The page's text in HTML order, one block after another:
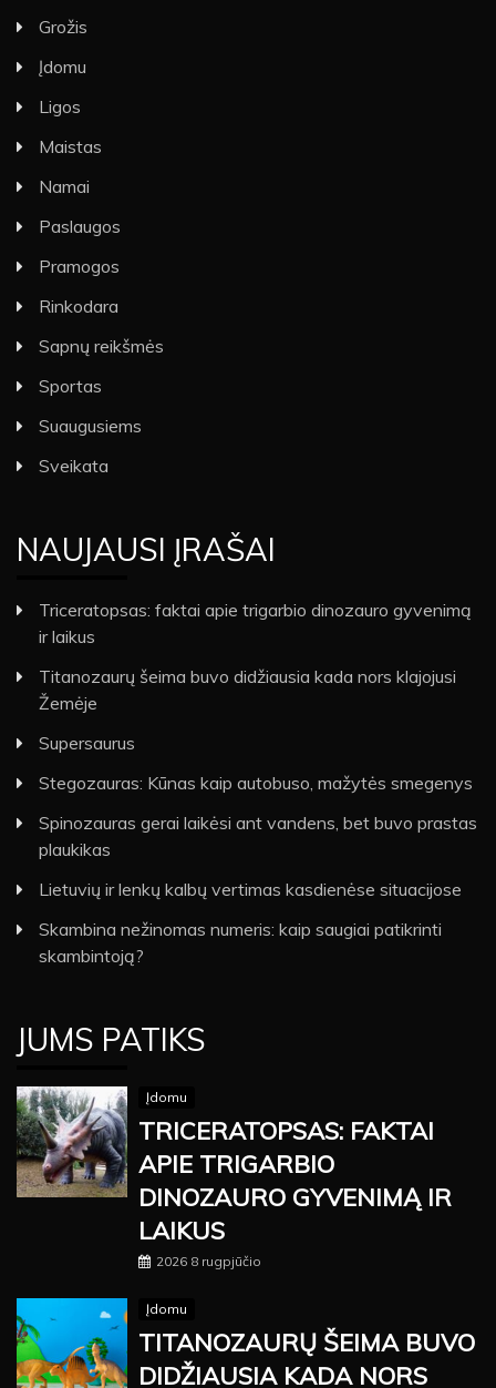
Grožis
Įdomu
Ligos
Maistas
Namai
Paslaugos
Pramogos
Rinkodara
Sapnų reikšmės
Sportas
Suaugusiems
Sveikata
NAUJAUSI ĮRAŠAI
Triceratopsas: faktai apie trigarbio dinozauro gyvenimą
ir laikus
Titanozaurų šeima buvo didžiausia kada nors klajojusi
Žemėje
Supersaurus
Stegozauras: Kūnas kaip autobuso, mažytės smegenys
Spinozauras gerai laikėsi ant vandens, bet buvo prastas
plaukikas
Lietuvių ir lenkų kalbų vertimas kasdienėse situacijose
Skambina nežinomas numeris: kaip saugiai patikrinti
skambintoją?
JUMS PATIKS
Įdomu
TRICERATOPSAS: FAKTAI
APIE TRIGARBIO
DINOZAURO GYVENIMĄ IR
LAIKUS
2026 8 rugpjūčio
Įdomu
TITANOZAURŲ ŠEIMA BUVO
DIDŽIAUSIA KADA NORS